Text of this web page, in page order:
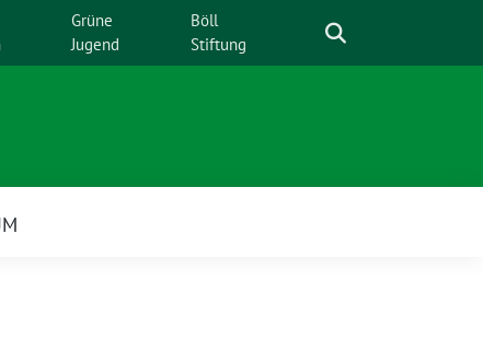
Grüne
Jugend
Böll
Stiftung